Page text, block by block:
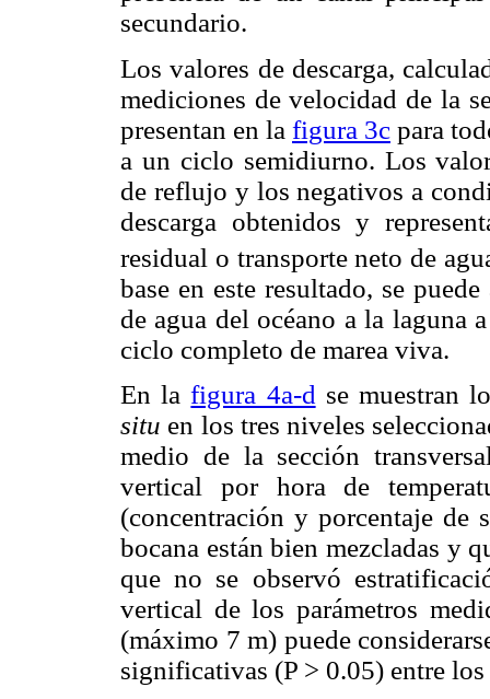
secundario.
Los valores de descarga,
mediciones de velocidad de la
presentan en la figura 3c para
a un ciclo semidiurno. Los
de reflujo y los negativos a
descarga obtenidos y
residual o transporte neto de
base en este resultado, se
de agua del océano a la laguna
ciclo completo de marea viva.
En lafigura 4a-d se muestran
situ en los tres niveles
medio de la sección
vertical por hora de
(concentración y porcentaje de
bocana están bien mezcladas y
que no se observó
vertical de los parámetros
(máximo 7 m) puede
significativas (P > 0.05) entre